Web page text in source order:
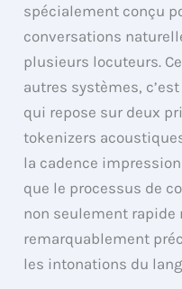
spécialement conçu
conversations
plusieurs locuteurs.
autres systèmes,
qui repose sur deux
tokenizers
la cadence
que le processus de
non seulement rapide
remarquablement
les intonations du